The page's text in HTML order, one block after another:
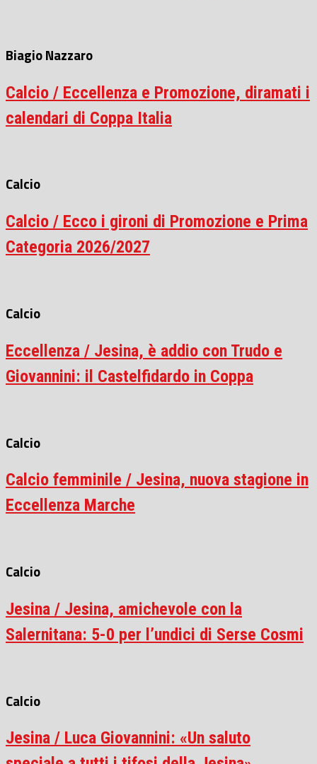
Biagio Nazzaro
Calcio / Eccellenza e Promozione, diramati i
calendari di Coppa Italia
Calcio
Calcio / Ecco i gironi di Promozione e Prima
Categoria 2026/2027
Calcio
Eccellenza / Jesina, è addio con Trudo e
Giovannini: il Castelfidardo in Coppa
Calcio
Calcio femminile / Jesina, nuova stagione in
Eccellenza Marche
Calcio
Jesina / Jesina, amichevole con la
Salernitana: 5-0 per l’undici di Serse Cosmi
Calcio
Jesina / Luca Giovannini: «Un saluto